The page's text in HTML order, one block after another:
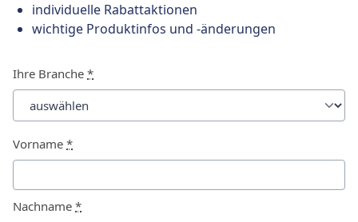
individuelle Rabattaktionen
wichtige Produktinfos und -änderungen
Ihre Branche *
Vorname *
Nachname *